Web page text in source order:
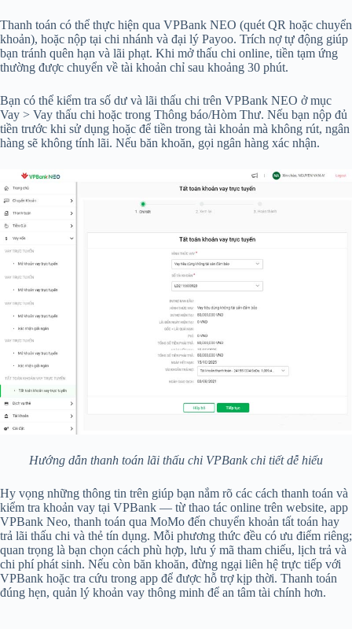
Thanh toán có thể thực hiện qua VPBank NEO (quét QR hoặc chuyển
khoản), hoặc nộp tại chi nhánh và đại lý Payoo. Trích nợ tự động giúp
bạn tránh quên hạn và lãi phạt. Khi mở thấu chi online, tiền tạm ứng
thường được chuyển về tài khoản chỉ sau khoảng 30 phút.
Bạn có thể kiểm tra số dư và lãi thấu chi trên VPBank NEO ở mục
Vay > Vay thấu chi hoặc trong Thông báo/Hòm Thư. Nếu bạn nộp đủ
tiền trước khi sử dụng hoặc để tiền trong tài khoản mà không rút, ngân
hàng sẽ không tính lãi. Nếu băn khoăn, gọi ngân hàng xác nhận.
Hướng dẫn thanh toán lãi thấu chi VPBank chi tiết dễ hiểu
Hy vọng những thông tin trên giúp bạn nắm rõ các cách thanh toán và
kiểm tra khoản vay tại VPBank — từ thao tác online trên website, app
VPBank Neo, thanh toán qua MoMo đến chuyển khoản tất toán hay
trả lãi thấu chi và thẻ tín dụng. Mỗi phương thức đều có ưu điểm riêng;
quan trọng là bạn chọn cách phù hợp, lưu ý mã tham chiếu, lịch trả và
chi phí phát sinh. Nếu còn băn khoăn, đừng ngại liên hệ trực tiếp với
VPBank hoặc tra cứu trong app để được hỗ trợ kịp thời. Thanh toán
đúng hẹn, quản lý khoản vay thông minh để an tâm tài chính hơn.